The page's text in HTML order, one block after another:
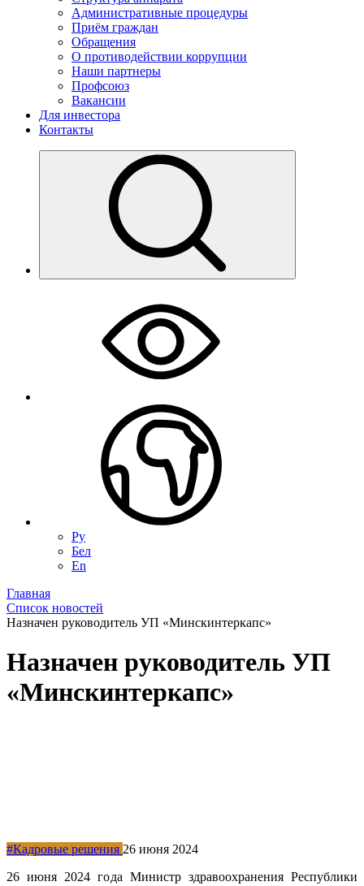
Административные процедуры
Приём граждан
Обращения
О противодействии коррупции
Наши партнеры
Профсоюз
Вакансии
Для инвестора
Контакты
Ру
Бел
En
Главная
Список новостей
Назначен руководитель УП «Минскинтеркапс»
Назначен руководитель УП
«Минскинтеркапс»
#Кадровые решения 26 июня 2024
26 июня 2024 года Министр здравоохранения Республики